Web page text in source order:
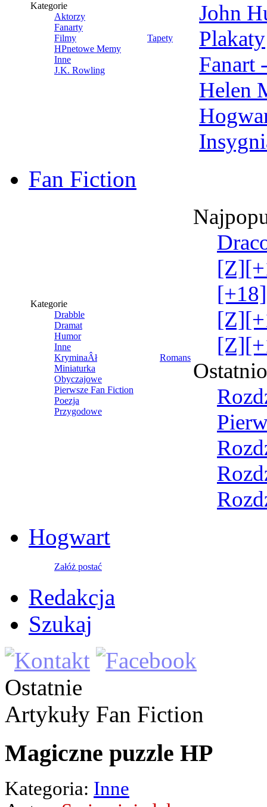
Kategorie
Aktorzy
Fanarty
Filmy
HPnetowe Memy
Inne
J.K. Rowling
Tapety
John
Plakaty
Fanart
Helen
Fan Fiction
Kategorie
Drabble
Dramat
Humor
Inne
KryminaÂł
Miniaturka
Obyczajowe
Pierwsze Fan Fiction
Poezja
Przygodowe
Romans
Hogwart
Załóż postać
Redakcja
Szukaj
Ostatnie
Artykuły Fan Fiction
Magiczne puzzle HP
Kategoria: Inne